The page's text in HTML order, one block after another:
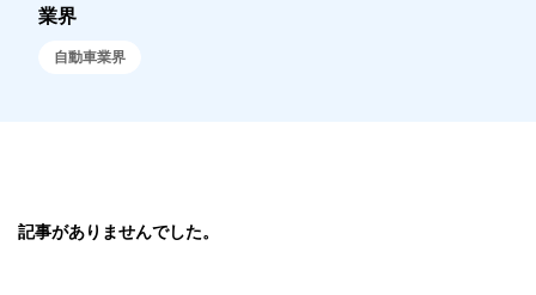
記事がありませんでした。
業界
自動車業界